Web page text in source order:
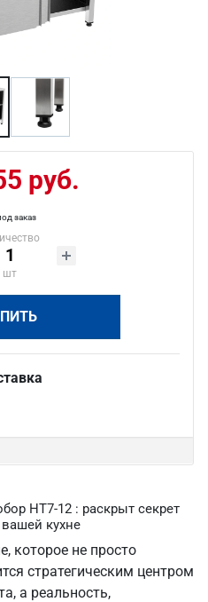
руб.
заказ
шт
HT7-12 : раскрыт секрет
кухне
которое не просто
стратегическим центром
а реальность,